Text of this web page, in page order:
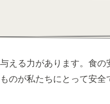
える力があります。食の
のが私たちにとって安全